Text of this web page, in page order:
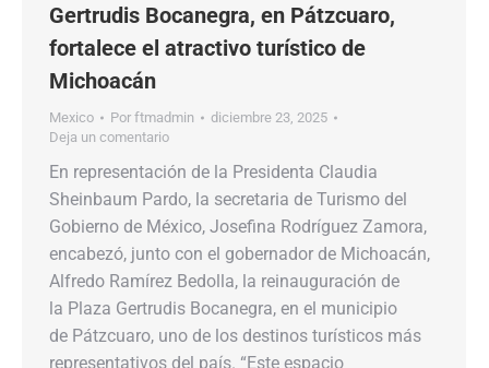
Gertrudis Bocanegra, en Pátzcuaro,
fortalece el atractivo turístico de
Michoacán
Mexico Por ftmadmin
diciembre 23, 2025
Deja un comentario
En representación de la Presidenta Claudia
Sheinbaum Pardo, la secretaria de Turismo del
Gobierno de México, Josefina Rodríguez Zamora,
encabezó, junto con el gobernador de Michoacán,
Alfredo Ramírez Bedolla, la reinauguración de
la Plaza Gertrudis Bocanegra, en el municipio
de Pátzcuaro, uno de los destinos turísticos más
representativos del país. “Este espacio